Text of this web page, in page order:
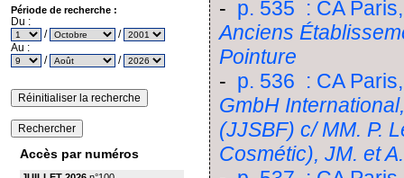
Période de recherche :
Du :
/
/
Au :
/
/
Accès par numéros
- p. 535 : CA
Anciens
Pointure
- p. 536 : CA
GmbH
(JJSBF) c/ MM. P.
Cosmétic), JM. et